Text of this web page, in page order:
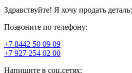
Здравствуйте! Я хочу продать деталь:
Позвоните по телефону:
+7 8442 50 09 09
+7 927 254 02 00
Напишите в соц.сетях: